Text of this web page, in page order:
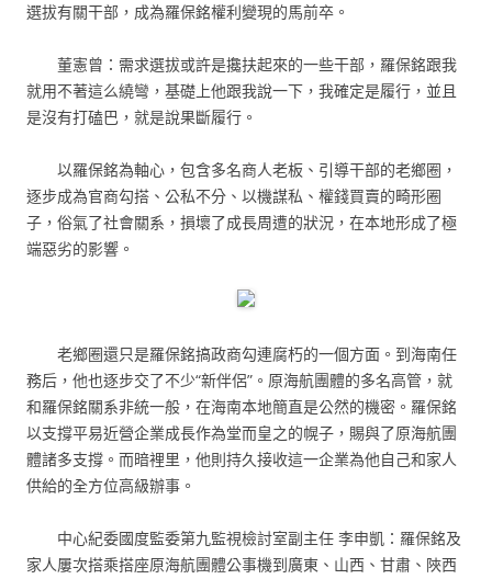
選拔有關干部，成為羅保銘權利變現的馬前卒。
董憲曾：需求選拔或許是攙扶起來的一些干部，羅保銘跟我
就用不著這么繞彎，基礎上他跟我說一下，我確定是履行，並且
是沒有打磕巴，就是說果斷履行。
以羅保銘為軸心，包含多名商人老板、引導干部的老鄉圈，
逐步成為官商勾搭、公私不分、以機謀私、權錢買賣的畸形圈
子，俗氣了社會關系，損壞了成長周遭的狀況，在本地形成了極
端惡劣的影響。
老鄉圈還只是羅保銘搞政商勾連腐朽的一個方面。到海南任
務后，他也逐步交了不少“新伴侶”。原海航團體的多名高管，就
和羅保銘關系非統一般，在海南本地簡直是公然的機密。羅保銘
以支撐平易近營企業成長作為堂而皇之的幌子，賜與了原海航團
體諸多支撐。而暗裡里，他則持久接收這一企業為他自己和家人
供給的全方位高級辦事。
中心紀委國度監委第九監視檢討室副主任 李申凱：羅保銘及
家人屢次搭乘搭座原海航團體公事機到廣東、山西、甘肅、陜西